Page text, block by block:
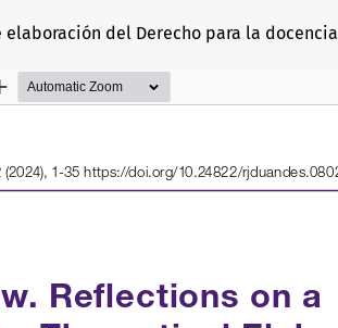
del Derecho para la docencia